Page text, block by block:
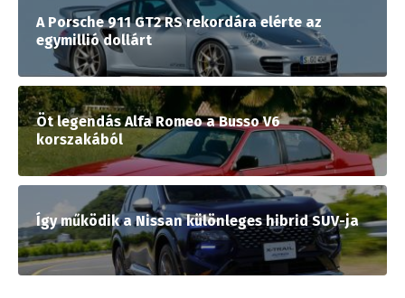
A Porsche 911 GT2 RS rekordára elérte az
egymillió dollárt
Öt legendás Alfa Romeo a Busso V6
korszakából
Így működik a Nissan különleges hibrid SUV-ja